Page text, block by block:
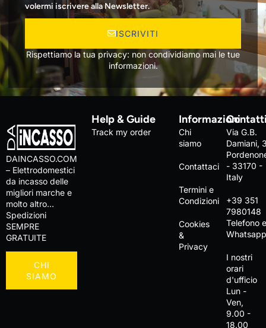
volermi iscrivere alla Newsletter.
ISCRIVITI
Rispettiamo la tua privacy: non condividiamo mai le tue
informazioni.
DAINCASSO.COM
– Elettrodomestici
da incasso delle
migliori marche e
molto altro…
Spedizioni
SEMPRE
GRATUITE
CHI
SIAMO
Help & Guide
Track my order
Informazioni
Chi
siamo
Contattaci
Termini e
Condizioni
Cookies
&
Privacy
Via G.B.
Damiani,
- 33170 -
Italy
+39 351
7980148
Telefono
I nostri
orari
d'ufficio
Lun -
Ven,
9.00 -
18.00